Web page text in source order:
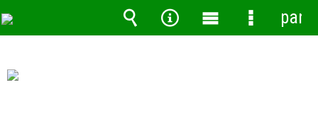
Wyszukiwarka
Narzędzia
MenuMenu